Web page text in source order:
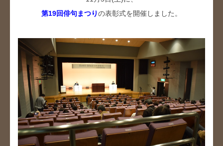
第19回俳句まつりの表彰式を開催しました。